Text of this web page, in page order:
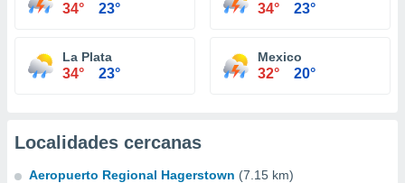
34° 23° 34° 23°
La Plata
34° 23°
Mexico
32° 20°
Localidades cercanas
Aeropuerto Regional Hagerstown (7.15 km)